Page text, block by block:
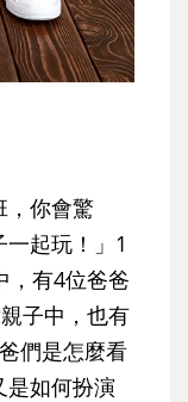
，你會驚
起玩！」1
，有4位爸爸
子中，也有
們是怎麼看
是如何扮演